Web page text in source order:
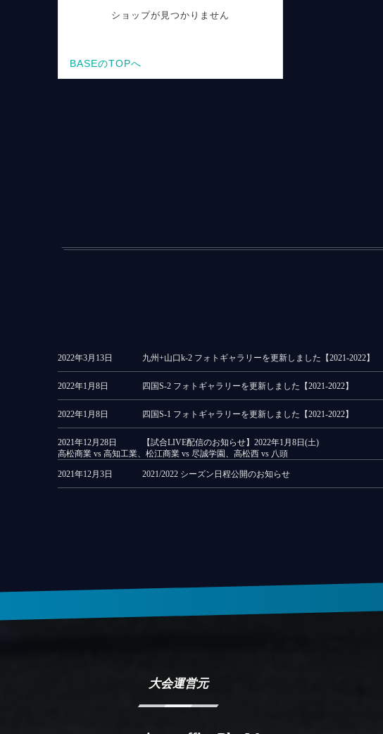
2022年3月13日 九州+山口k-2 フォトギャラリーを更新しました【2021-2022】
2022年1月8日 四国S-2 フォトギャラリーを更新しました【2021-2022】
2022年1月8日 四国S-1 フォトギャラリーを更新しました【2021-2022】
2021年12月28日
【試合LIVE配信のお知らせ】2022年1月8日(土)
高松商業 vs 高知工業、松江商業 vs 尽誠学園、高松西 vs 八頭
2021年12月3日 2021/2022 シーズン日程公開のお知らせ
大会運営元